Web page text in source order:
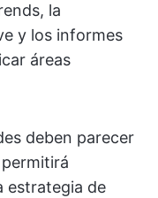
la
y los informes
áreas
deben parecer
estrategia de